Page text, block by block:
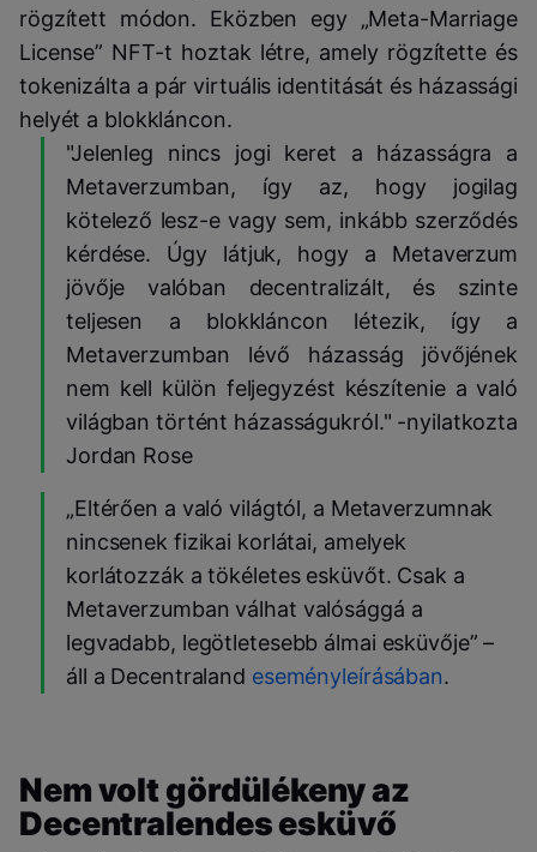
rögzített módon. Eközben egy „Meta-Marriage
License” NFT-t hoztak létre, amely rögzítette és
tokenizálta a pár virtuális identitását és házassági
helyét a blokkláncon.
"Jelenleg nincs jogi keret a házasságra a
Metaverzumban, így az, hogy jogilag
kötelező lesz-e vagy sem, inkább szerződés
kérdése. Úgy látjuk, hogy a Metaverzum
jövője valóban decentralizált, és szinte
teljesen a blokkláncon létezik, így a
Metaverzumban lévő házasság jövőjének
nem kell külön feljegyzést készítenie a való
világban történt házasságukról." -nyilatkozta
Jordan Rose
„Eltérően a való világtól, a Metaverzumnak
nincsenek fizikai korlátai, amelyek
korlátozzák a tökéletes esküvőt. Csak a
Metaverzumban válhat valósággá a
legvadabb, legötletesebb álmai esküvője” –
áll a Decentraland eseményleírásában.
Nem volt gördülékeny az
Decentralendes esküvő